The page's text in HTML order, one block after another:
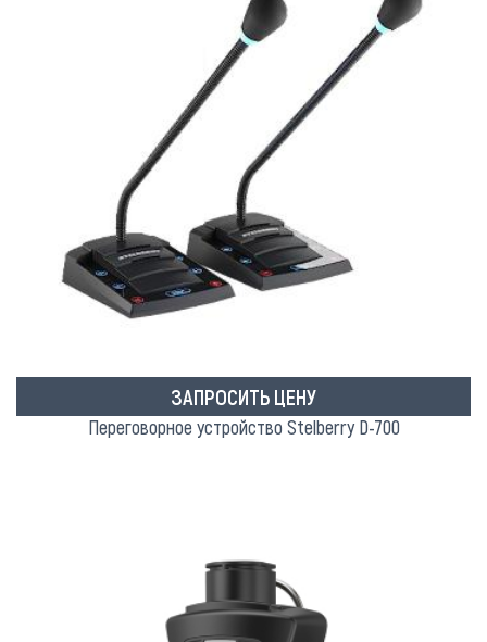
ЗАПРОСИТЬ ЦЕНУ
Переговорное устройство Stelberry D-700